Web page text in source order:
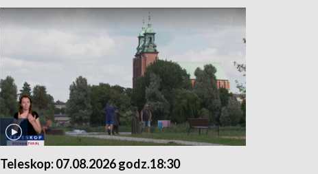
Teleskop: 07.08.2026 godz.18:30